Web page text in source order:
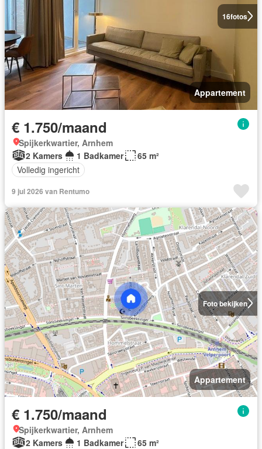
16fotos
Appartement
€ 1.750/maand
Spijkerkwartier, Arnhem
2 Kamers
1 Badkamer
65 m²
Volledig ingericht
9 jul 2026 van Rentumo
Foto bekijken
Appartement
€ 1.750/maand
Spijkerkwartier, Arnhem
2 Kamers
1 Badkamer 65 m²